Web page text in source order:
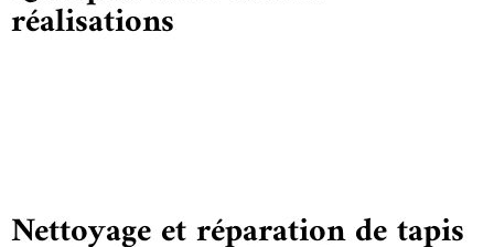
réalisations
Nettoyage et réparation de tapis